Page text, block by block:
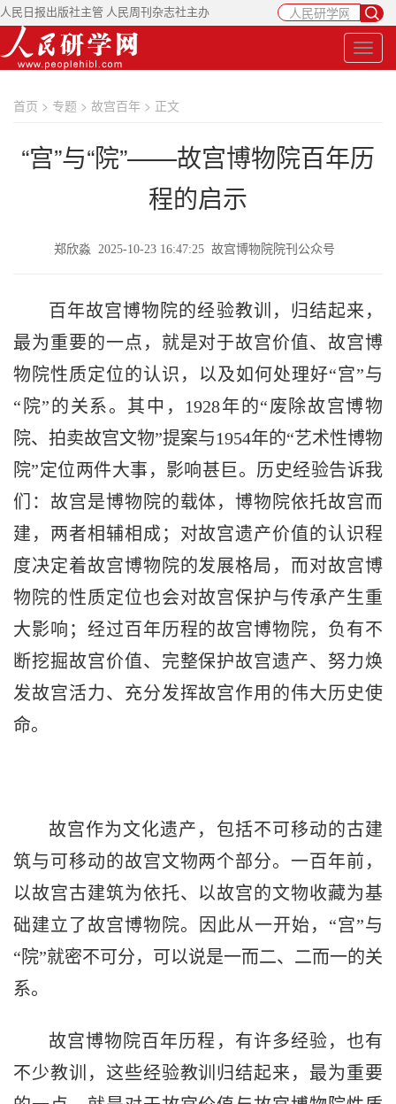
人民日报出版社主管 人民周刊杂志社主办
首页 > 专题 > 故宫百年 > 正文
“宫”与“院”——故宫博物院百年历
程的启示
郑欣淼 2025-10-23 16:47:25 故宫博物院院刊公众号
百年故宫博物院的经验教训，归结起来，
最为重要的一点，就是对于故宫价值、故宫博
物院性质定位的认识，以及如何处理好“宫”与
“院”的关系。其中，1928年的“废除故宫博物
院、拍卖故宫文物”提案与1954年的“艺术性博物
院”定位两件大事，影响甚巨。历史经验告诉我
们：故宫是博物院的载体，博物院依托故宫而
建，两者相辅相成；对故宫遗产价值的认识程
度决定着故宫博物院的发展格局，而对故宫博
物院的性质定位也会对故宫保护与传承产生重
大影响；经过百年历程的故宫博物院，负有不
断挖掘故宫价值、完整保护故宫遗产、努力焕
发故宫活力、充分发挥故宫作用的伟大历史使
命。
故宫作为文化遗产，包括不可移动的古建
筑与可移动的故宫文物两个部分。一百年前，
以故宫古建筑为依托、以故宫的文物收藏为基
础建立了故宫博物院。因此从一开始，“宫”与
“院”就密不可分，可以说是一而二、二而一的关
系。
故宫博物院百年历程，有许多经验，也有
不少教训，这些经验教训归结起来，最为重要